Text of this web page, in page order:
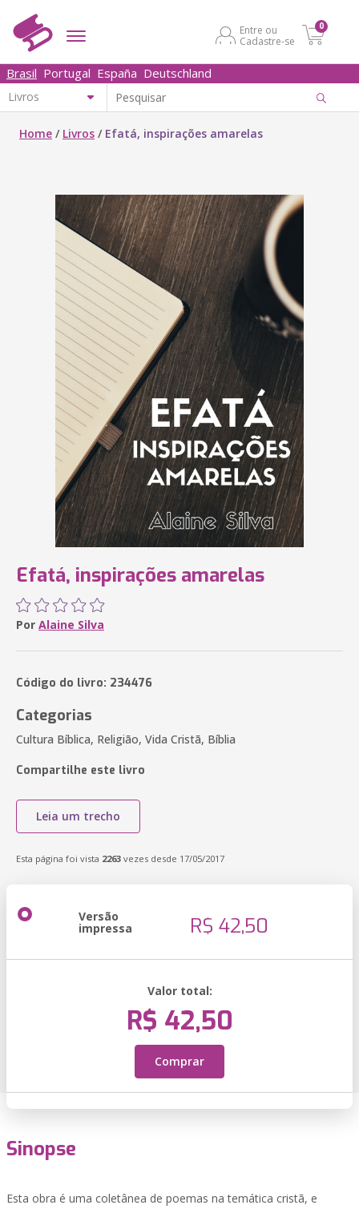
Entre ou
Cadastre-se
0
Brasil Portugal España Deutschland
Home / Livros / Efatá, inspirações amarelas
Efatá, inspirações amarelas
Por Alaine Silva
Código do livro: 234476
Categorias
Cultura Bíblica, Religião, Vida Cristã, Bíblia
Compartilhe este livro
Leia um trecho
Esta página foi vista 2263 vezes desde 17/05/2017
Versão
impressa R$ 42,50
Valor total:
R$ 42,50
Comprar
Sinopse
Esta obra é uma coletânea de poemas na temática cristã, e